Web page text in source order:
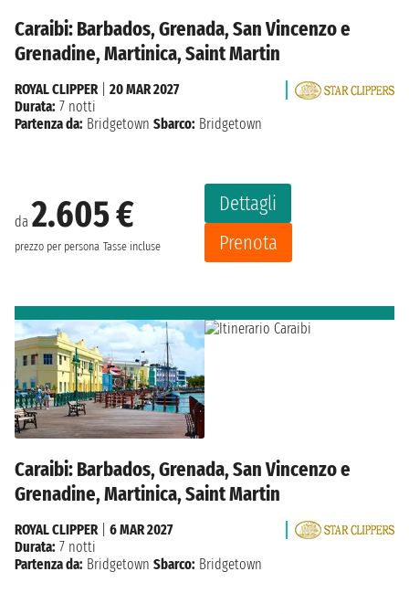
Caraibi: Barbados, Grenada, San Vincenzo e
Grenadine, Martinica, Saint Martin
da 2.605 €
prezzo per persona Tasse incluse
Dettagli
Prenota
ROYAL CLIPPER| 20 MAR 2027
Durata: 7 notti
Partenza da: Bridgetown Sbarco: Bridgetown
Caraibi: Barbados, Grenada, San Vincenzo e
Grenadine, Martinica, Saint Martin
ROYAL CLIPPER
6 MAR 2027
Durata: 7 notti
Partenza da: Bridgetown Sbarco: Bridgetown